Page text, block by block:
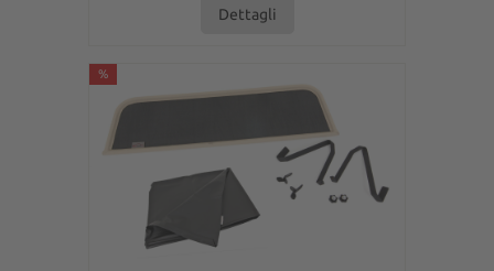
Dettagli
%